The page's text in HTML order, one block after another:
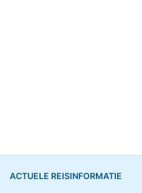
ACTUELE REISINFORMATIE